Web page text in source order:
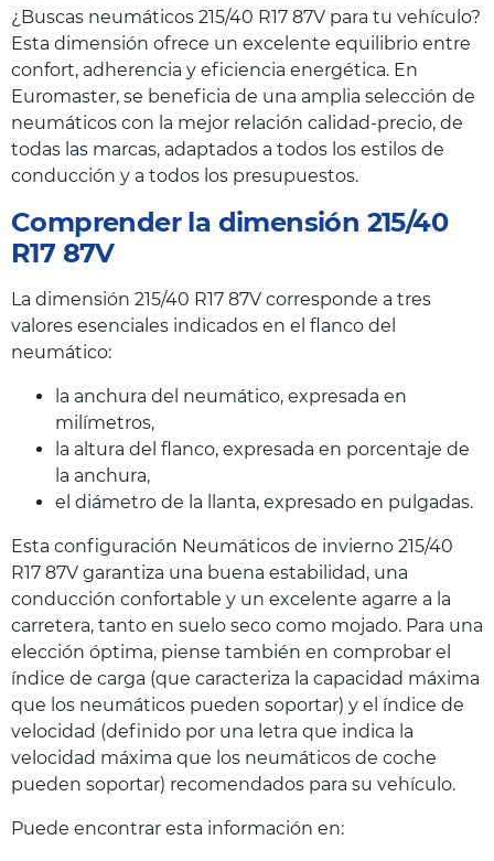
¿Buscas neumáticos 215/40 R17 87V para tu vehículo?
Esta dimensión ofrece un excelente equilibrio entre
confort, adherencia y eficiencia energética. En
Euromaster, se beneficia de una amplia selección de
neumáticos con la mejor relación calidad-precio, de
todas las marcas, adaptados a todos los estilos de
conducción y a todos los presupuestos.
Comprender la dimensión 215/40
R17 87V
La dimensión 215/40 R17 87V corresponde a tres
valores esenciales indicados en el flanco del
neumático:
la anchura del neumático, expresada en
milímetros,
la altura del flanco, expresada en porcentaje de
la anchura,
el diámetro de la llanta, expresado en pulgadas.
Esta configuración Neumáticos de invierno 215/40
R17 87V garantiza una buena estabilidad, una
conducción confortable y un excelente agarre a la
carretera, tanto en suelo seco como mojado. Para una
elección óptima, piense también en comprobar el
índice de carga (que caracteriza la capacidad máxima
que los neumáticos pueden soportar) y el índice de
velocidad (definido por una letra que indica la
velocidad máxima que los neumáticos de coche
pueden soportar) recomendados para su vehículo.
Puede encontrar esta información en: